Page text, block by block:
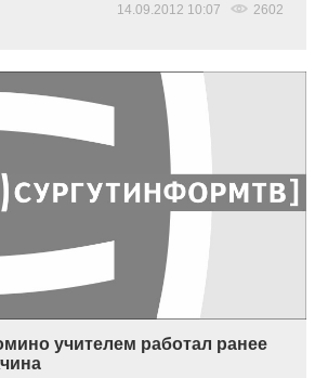
14.09.2012 10:07 2602
учителем работал ранее